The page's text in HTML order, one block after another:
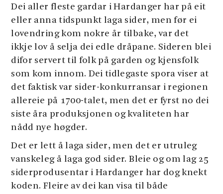
Dei aller fleste gardar i Hardanger har på eit
eller anna tidspunkt laga sider, men før ei
lovendring kom nokre år tilbake, var det
ikkje lov å selja dei edle dråpane. Sideren blei
difor servert til folk på garden og kjensfolk
som kom innom. Dei tidlegaste spora viser at
det faktisk var sider-konkurransar i regionen
allereie på 1700-talet, men det er fyrst no dei
siste åra produksjonen og kvaliteten har
nådd nye høgder.
Det er lett å laga sider, men det er utruleg
vanskeleg å laga god sider. Bleie og om lag 25
siderprodusentar i Hardanger har dog knekt
koden. Fleire av dei kan visa til både